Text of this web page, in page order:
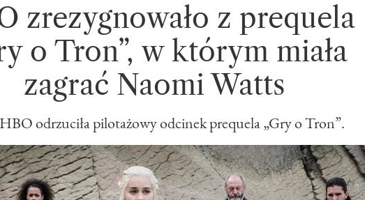
zrezygnowało z prequela
o Tron”, w którym miała
zagrać Naomi Watts
odrzuciła pilotażowy odcinek prequela „Gry o Tron”.